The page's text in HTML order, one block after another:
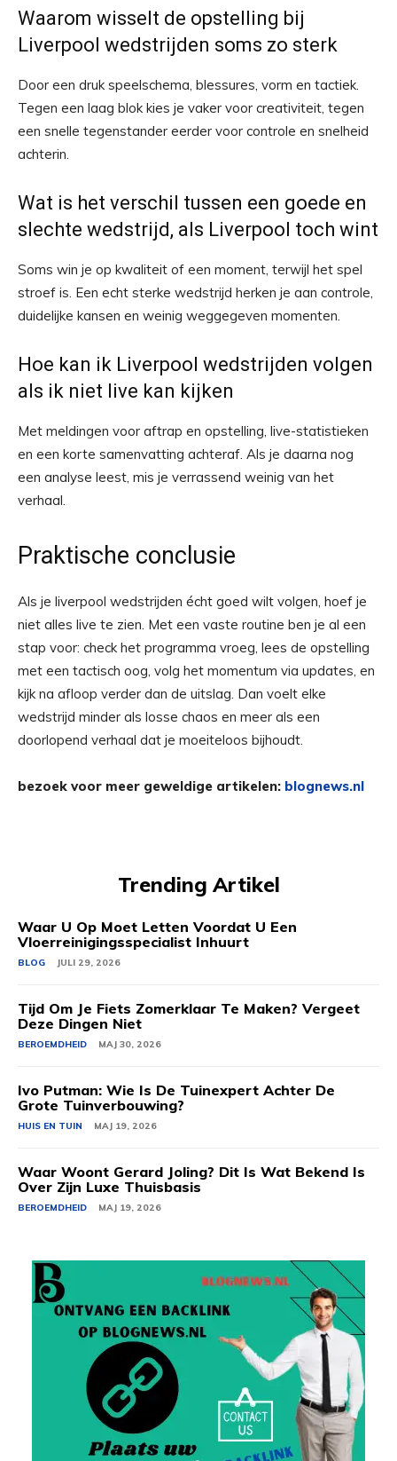
Waarom wisselt de opstelling bij
Liverpool wedstrijden soms zo sterk
Door een druk speelschema, blessures, vorm en tactiek.
Tegen een laag blok kies je vaker voor creativiteit, tegen
een snelle tegenstander eerder voor controle en snelheid
achterin.
Wat is het verschil tussen een goede en
slechte wedstrijd, als Liverpool toch wint
Soms win je op kwaliteit of een moment, terwijl het spel
stroef is. Een echt sterke wedstrijd herken je aan controle,
duidelijke kansen en weinig weggegeven momenten.
Hoe kan ik Liverpool wedstrijden volgen
als ik niet live kan kijken
Met meldingen voor aftrap en opstelling, live-statistieken
en een korte samenvatting achteraf. Als je daarna nog
een analyse leest, mis je verrassend weinig van het
verhaal.
Praktische conclusie
Als je liverpool wedstrijden écht goed wilt volgen, hoef je
niet alles live te zien. Met een vaste routine ben je al een
stap voor: check het programma vroeg, lees de opstelling
met een tactisch oog, volg het momentum via updates, en
kijk na afloop verder dan de uitslag. Dan voelt elke
wedstrijd minder als losse chaos en meer als een
doorlopend verhaal dat je moeiteloos bijhoudt.
bezoek voor meer geweldige artikelen: blognews.nl
Trending Artikel
Waar U Op Moet Letten Voordat U Een
Vloerreinigingsspecialist Inhuurt
BLOG JULI 29, 2026
Tijd Om Je Fiets Zomerklaar Te Maken? Vergeet
Deze Dingen Niet
BEROEMDHEID MAJ 30, 2026
Ivo Putman: Wie Is De Tuinexpert Achter De
Grote Tuinverbouwing?
HUIS EN TUIN MAJ 19, 2026
Waar Woont Gerard Joling? Dit Is Wat Bekend Is
Over Zijn Luxe Thuisbasis
BEROEMDHEID MAJ 19, 2026